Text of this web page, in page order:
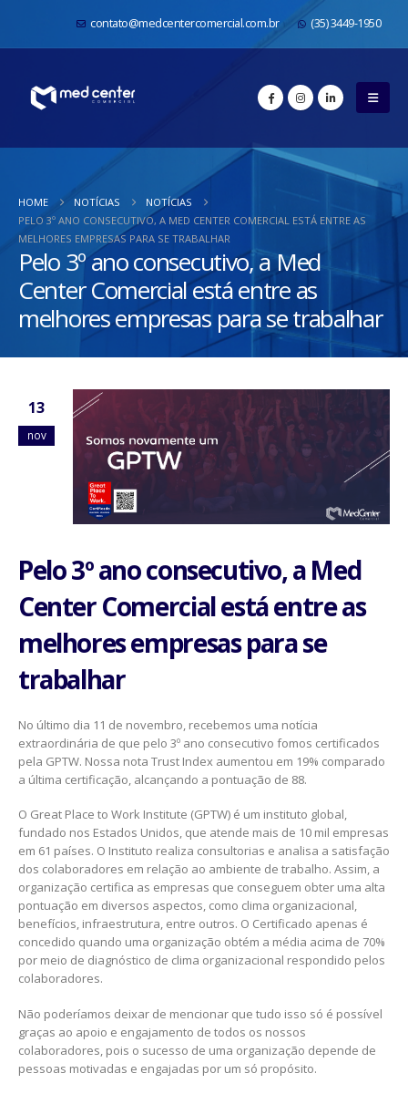
contato@medcentercomercial.com.br (35) 3449-1950
HOME NOTÍCIAS
NOTÍCIAS
PELO 3º ANO CONSECUTIVO, A MED CENTER COMERCIAL ESTÁ ENTRE AS
MELHORES EMPRESAS PARA SE TRABALHAR
Pelo 3º ano consecutivo, a Med
Center Comercial está entre as
melhores empresas para se trabalhar
13
nov
Pelo 3º ano consecutivo, a Med
Center Comercial está entre as
melhores empresas para se
trabalhar
No último dia 11 de novembro, recebemos uma notícia
extraordinária de que pelo 3º ano consecutivo fomos certificados
pela GPTW. Nossa nota Trust Index aumentou em 19% comparado
a última certificação, alcançando a pontuação de 88.
O Great Place to Work Institute (GPTW) é um instituto global,
fundado nos Estados Unidos, que atende mais de 10 mil empresas
em 61 países. O Instituto realiza consultorias e analisa a satisfação
dos colaboradores em relação ao ambiente de trabalho. Assim, a
organização certifica as empresas que conseguem obter uma alta
pontuação em diversos aspectos, como clima organizacional,
benefícios, infraestrutura, entre outros. O Certificado apenas é
concedido quando uma organização obtém a média acima de 70%
por meio de diagnóstico de clima organizacional respondido pelos
colaboradores.
Não poderíamos deixar de mencionar que tudo isso só é possível
graças ao apoio e engajamento de todos os nossos
colaboradores, pois o sucesso de uma organização depende de
pessoas motivadas e engajadas por um só propósito.